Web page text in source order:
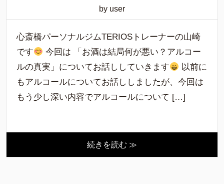
by user
心斎橋パーソナルジムTERIOSトレーナーの山崎
です
今回は 「お酒は結局何が悪い？アルコー
ルの真実」についてお話ししていきます
以前に
もアルコールについてお話ししましたが、今回は
もう少し深い内容でアルコールについて […]
続きを読む ≫